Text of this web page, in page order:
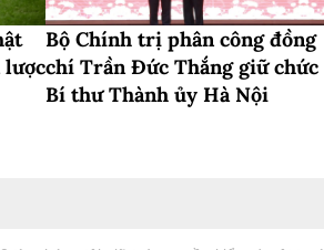
lược
Bộ Chính trị phân công đồng
chí Trần Đức Thắng giữ chức
Bí thư Thành ủy Hà Nội